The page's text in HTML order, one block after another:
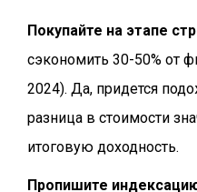
Покупайте на этапе
сэкономить 30-50% от
2024). Да, придется
разница в стоимости
итоговую доходность.
Пропишите